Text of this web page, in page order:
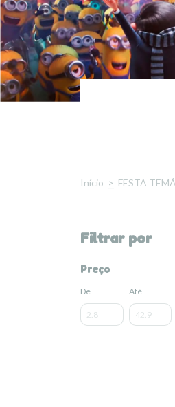
Início > FESTA
Filtrar por
Preço
De Até